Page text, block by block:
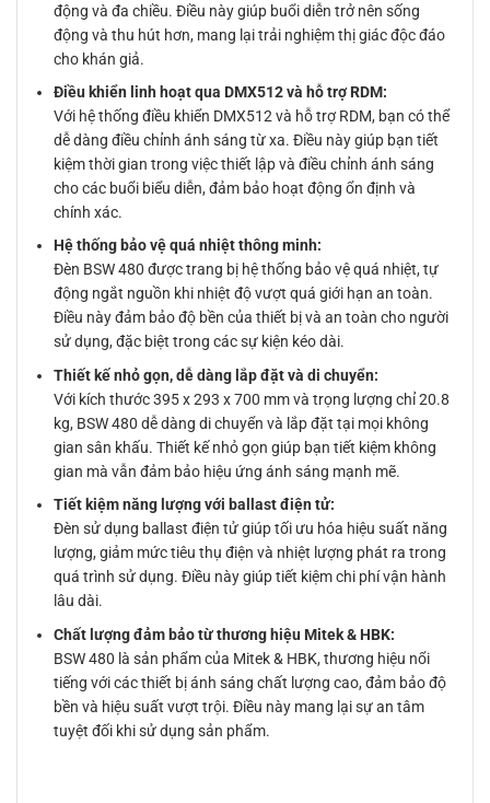
động và đa chiều. Điều này giúp buổi diễn trở nên sống
động và thu hút hơn, mang lại trải nghiệm thị giác độc đáo
cho khán giả.
Điều khiển linh hoạt qua DMX512 và hỗ trợ RDM:
Với hệ thống điều khiển DMX512 và hỗ trợ RDM, bạn có thể
dễ dàng điều chỉnh ánh sáng từ xa. Điều này giúp bạn tiết
kiệm thời gian trong việc thiết lập và điều chỉnh ánh sáng
cho các buổi biểu diễn, đảm bảo hoạt động ổn định và
chính xác.
Hệ thống bảo vệ quá nhiệt thông minh:
Đèn BSW 480 được trang bị hệ thống bảo vệ quá nhiệt, tự
động ngắt nguồn khi nhiệt độ vượt quá giới hạn an toàn.
Điều này đảm bảo độ bền của thiết bị và an toàn cho người
sử dụng, đặc biệt trong các sự kiện kéo dài.
Thiết kế nhỏ gọn, dễ dàng lắp đặt và di chuyển:
Với kích thước 395 x 293 x 700 mm và trọng lượng chỉ 20.8
kg, BSW 480 dễ dàng di chuyển và lắp đặt tại mọi không
gian sân khấu. Thiết kế nhỏ gọn giúp bạn tiết kiệm không
gian mà vẫn đảm bảo hiệu ứng ánh sáng mạnh mẽ.
Tiết kiệm năng lượng với ballast điện tử:
Đèn sử dụng ballast điện tử giúp tối ưu hóa hiệu suất năng
lượng, giảm mức tiêu thụ điện và nhiệt lượng phát ra trong
quá trình sử dụng. Điều này giúp tiết kiệm chi phí vận hành
lâu dài.
Chất lượng đảm bảo từ thương hiệu Mitek & HBK:
BSW 480 là sản phẩm của Mitek & HBK, thương hiệu nổi
tiếng với các thiết bị ánh sáng chất lượng cao, đảm bảo độ
bền và hiệu suất vượt trội. Điều này mang lại sự an tâm
tuyệt đối khi sử dụng sản phẩm.